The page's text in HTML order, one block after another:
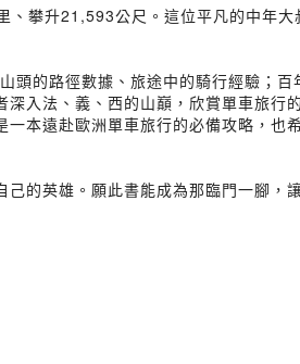
攀升21,593公尺。這位平凡的中年大
的路徑數據、旅途中的騎行經驗；百
入法、義、西的山巔，欣賞單車旅行
本遠赴歐洲單車旅行的必備攻略，也
的英雄。願此書能成為那臨門一腳，